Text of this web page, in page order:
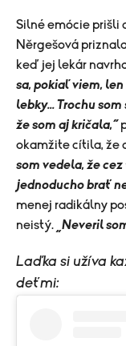
Silné emócie prišli
Něrgešová
keď jej lekár
sa, pokiaľ viem,
lebky... Trochu
že som aj kričala,“
okamžite cítila, že
som vedela, že
jednoducho brať
menej radikálny
neistý.
„Neveril
Laďka si užíva
deťmi: